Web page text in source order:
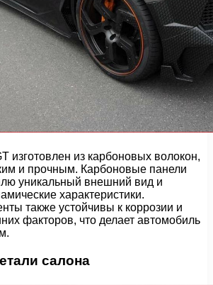
изготовлен из карбоновых волокон,
и прочным. Карбоновые панели
уникальный внешний вид и
характеристики.
также устойчивы к коррозии и
факторов, что делает автомобиль
салона